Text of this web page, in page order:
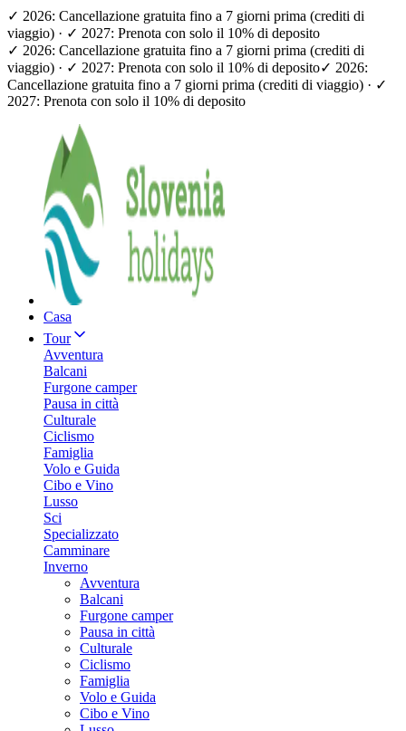
✓ 2026: Cancellazione gratuita fino a 7 giorni prima (crediti di
viaggio) · ✓ 2027: Prenota con solo il 10% di deposito
✓ 2026: Cancellazione gratuita fino a 7 giorni prima (crediti di
viaggio) · ✓ 2027: Prenota con solo il 10% di deposito✓ 2026:
Cancellazione gratuita fino a 7 giorni prima (crediti di viaggio) · ✓
2027: Prenota con solo il 10% di deposito
Casa
Tour
Avventura
Balcani
Furgone camper
Pausa in città
Culturale
Ciclismo
Famiglia
Volo e Guida
Cibo e Vino
Lusso
Sci
Specializzato
Camminare
Inverno
Avventura
Balcani
Furgone camper
Pausa in città
Culturale
Ciclismo
Famiglia
Volo e Guida
Cibo e Vino